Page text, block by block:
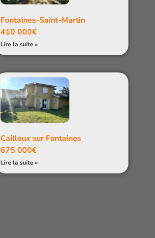
Fontaines-Saint-Martin
410 000€
Lire la suite »
Cailloux sur Fontaines
675 000€
Lire la suite »